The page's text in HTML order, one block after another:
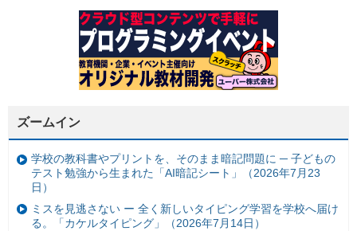
ズームイン
学校の教科書やプリントを、そのまま暗記問題に ─ 子どもの
テスト勉強から生まれた「AI暗記シート」（2026年7月23
日）
ミスを見逃さない ー 全く新しいタイピング学習を学校へ届け
る。「カケルタイピング」（2026年7月14日）